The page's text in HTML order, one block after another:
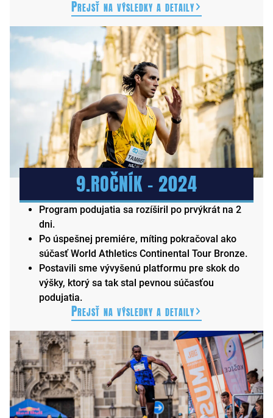
Prejsť na výsledky a detaily
9.ROČNÍK – 2024
Program podujatia sa rozíširil po prvýkrát na 2
dni.
Po úspešnej premiére, míting pokračoval ako
súčasť World Athletics Continental Tour Bronze.
Postavili sme vývyšenú platformu pre skok do
výšky, ktorý sa tak stal pevnou súčasťou
podujatia.
Prejsť na výsledky a detaily